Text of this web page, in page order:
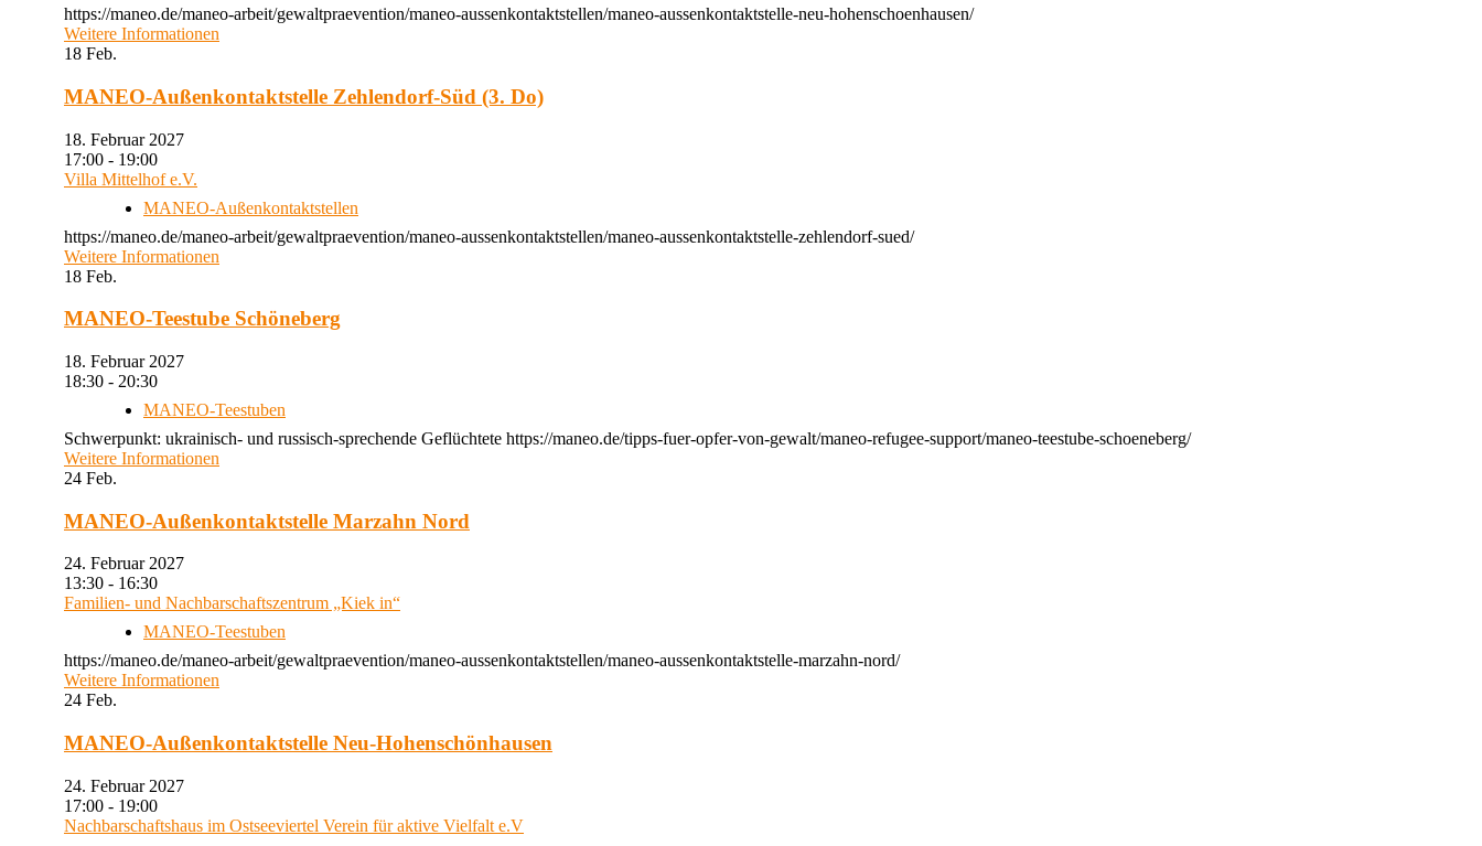
https://maneo.de/maneo-arbeit/gewaltpraevention/maneo-aussenkontaktstellen/maneo-aussenkontaktstelle-neu-hohenschoenhausen/
Weitere Informationen
18 Feb.
MANEO-Außenkontaktstelle Zehlendorf-Süd (3. Do)
18. Februar 2027
17:00 - 19:00
Villa Mittelhof e.V.
MANEO-Außenkontaktstellen
https://maneo.de/maneo-arbeit/gewaltpraevention/maneo-aussenkontaktstellen/maneo-aussenkontaktstelle-zehlendorf-sued/
Weitere Informationen
18 Feb.
MANEO-Teestube Schöneberg
18. Februar 2027
18:30 - 20:30
MANEO-Teestuben
Schwerpunkt: ukrainisch- und russisch-sprechende Geflüchtete https://maneo.de/tipps-fuer-opfer-von-gewalt/maneo-refugee-support/maneo-teestube-schoeneberg/
Weitere Informationen
24 Feb.
MANEO-Außenkontaktstelle Marzahn Nord
24. Februar 2027
13:30 - 16:30
Familien- und Nachbarschaftszentrum „Kiek in“
MANEO-Teestuben
https://maneo.de/maneo-arbeit/gewaltpraevention/maneo-aussenkontaktstellen/maneo-aussenkontaktstelle-marzahn-nord/
Weitere Informationen
24 Feb.
MANEO-Außenkontaktstelle Neu-Hohenschönhausen
24. Februar 2027
17:00 - 19:00
Nachbarschaftshaus im Ostseeviertel Verein für aktive Vielfalt e.V